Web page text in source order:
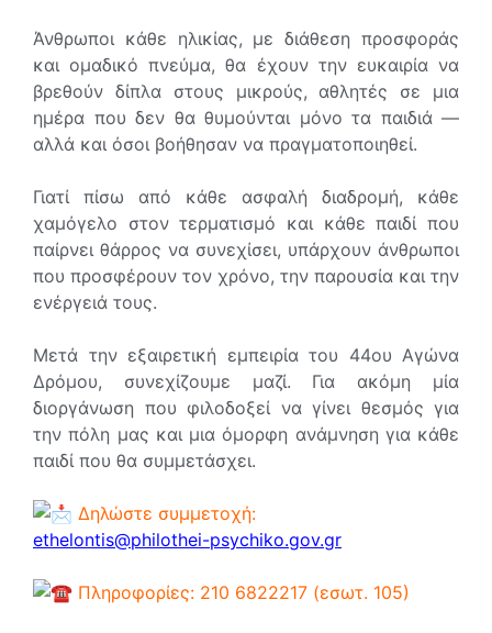
Άνθρωποι κάθε ηλικίας, με διάθεση προσφοράς
και ομαδικό πνεύμα, θα έχουν την ευκαιρία να
βρεθούν δίπλα στους μικρούς, αθλητές σε μια
ημέρα που δεν θα θυμούνται μόνο τα παιδιά —
αλλά και όσοι βοήθησαν να πραγματοποιηθεί.
Γιατί πίσω από κάθε ασφαλή διαδρομή, κάθε
χαμόγελο στον τερματισμό και κάθε παιδί που
παίρνει θάρρος να συνεχίσει, υπάρχουν άνθρωποι
που προσφέρουν τον χρόνο, την παρουσία και την
ενέργειά τους.
Μετά την εξαιρετική εμπειρία του 44ου Αγώνα
Δρόμου, συνεχίζουμε μαζί. Για ακόμη μία
διοργάνωση που φιλοδοξεί να γίνει θεσμός για
την πόλη μας και μια όμορφη ανάμνηση για κάθε
παιδί που θα συμμετάσχει.
Δηλώστε συμμετοχή:
ethelontis@philothei-psychiko.gov.gr
Πληροφορίες: 210 6822217 (εσωτ. 105)